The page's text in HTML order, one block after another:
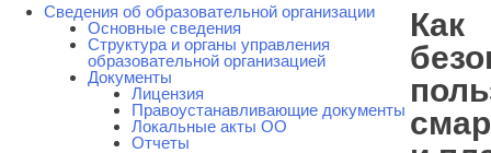
Сведения об образовательной организации
Основные сведения
Cтруктура и органы управления
образовательной организацией
Документы
Лицензия
Правоустанавливающие документы
Локальные акты ОО
Отчеты
Как